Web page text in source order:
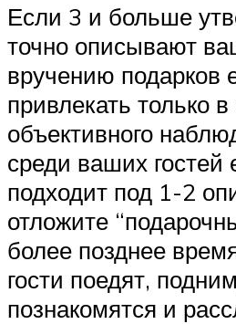
Если 3 и больше
точно описывают
вручению подарков
привлекать только в
объективного
среди ваших гостей
подходит под 1-2
отложите
более позднее
гости поедят,
познакомятся и